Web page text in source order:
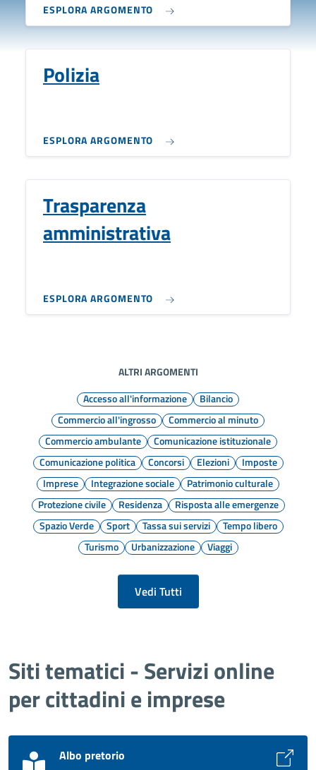
ESPLORA ARGOMENTO
Polizia
ESPLORA ARGOMENTO
Trasparenza
amministrativa
ESPLORA ARGOMENTO
ALTRI ARGOMENTI
Accesso all'informazione
Bilancio
Commercio all'ingrosso
Commercio al minuto
Commercio ambulante
Comunicazione istituzionale
Comunicazione politica
Concorsi Elezioni
Imposte
Imprese
Integrazione sociale
Patrimonio culturale
Protezione civile
Residenza
Risposta alle emergenze
Spazio Verde
Sport Tassa sui servizi
Tempo libero
Turismo
Urbanizzazione Viaggi
Vedi Tutti
Siti tematici - Servizi online
per cittadini e imprese
Albo pretorio